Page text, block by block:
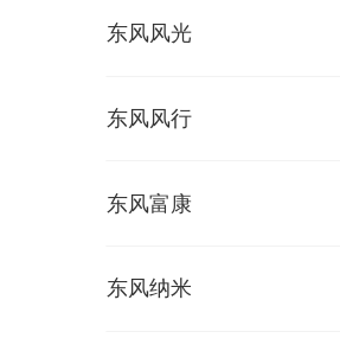
东风风光
东风风行
东风富康
东风纳米